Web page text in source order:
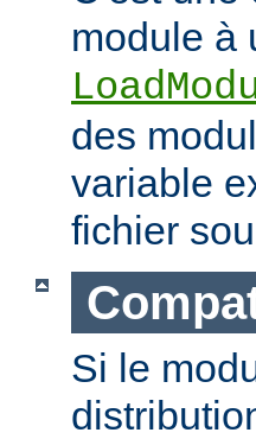
module à
des
variable
fichier
Si le